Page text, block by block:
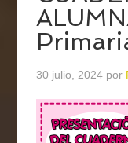
30 julio, 2024 por